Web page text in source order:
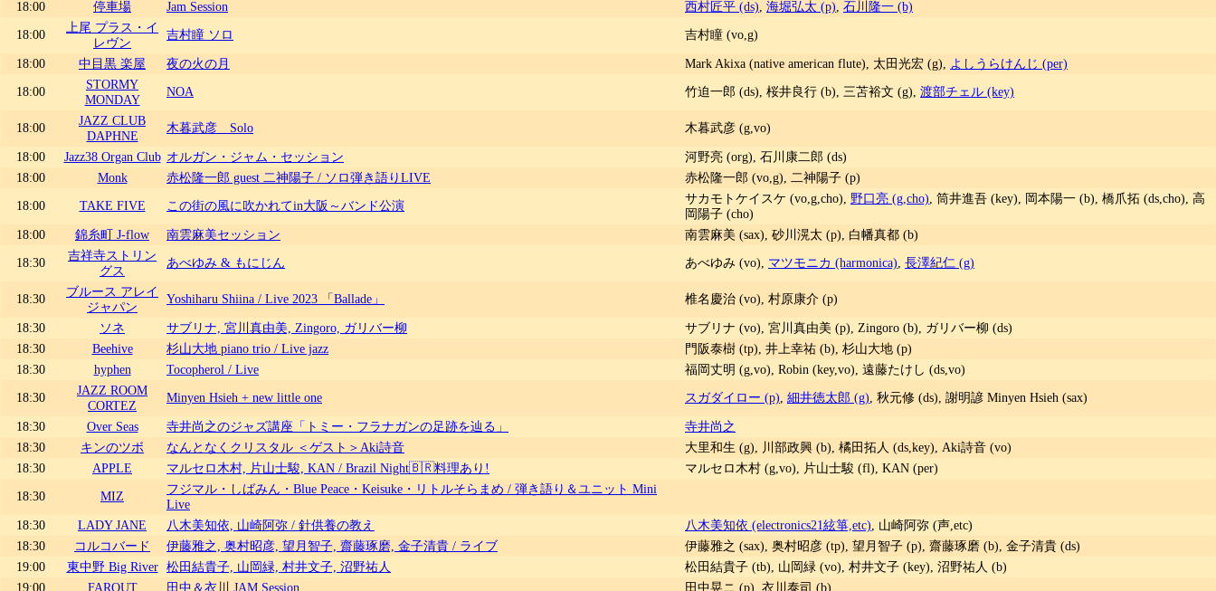
18:00
停車場 Jam Session 西村匠平 (ds) 海堀弘太 (p) 石川隆一 (b)
18:00
上尾 プラス・イ
レヴン
吉村瞳 ソロ
吉村瞳 (vo,g)
18:00
中目黒 楽屋 夜の火の月 Mark Akixa (native american flute), 太田光宏 (g),
よしうらけんじ (per)
18:00
STORMY
MONDAY
NOA 竹迫一郎 (ds), 桜井良行 (b), 三苫裕文 (g), 渡部チェル (key)
18:00
JAZZ CLUB
DAPHNE
木暮武彦 Solo
木暮武彦 (g,vo)
18:00
Jazz38 Organ Club オルガン・ジャム・セッション
河野亮 (org), 石川康二郎 (ds)
18:00
Monk 赤松隆一郎 guest 二神陽子 / ソロ弾き語りLIVE
赤松隆一郎 (vo,g), 二神陽子 (p)
18:00
TAKE FIVE この街の風に吹かれてin大阪～バンド公演 サカモトケイスケ (vo,g,cho), 野口亮 (g,cho) , 筒井進吾 (key), 岡本陽一 (b), 橋爪拓 (ds,cho), 高
岡陽子 (cho)
18:00
錦糸町 J-flow 南雲麻美セッション
南雲麻美 (sax), 砂川滉太 (p), 白幡真都 (b)
18:30
吉祥寺ストリン
グス
あべゆみ & もにじん あべゆみ (vo), マツモニカ (harmonica) 長澤紀仁 (g)
18:30
ブルース アレイ
ジャパン
Yoshiharu Shiina / Live 2023 「Ballade」
椎名慶治 (vo), 村原康介 (p)
18:30
ソネ サブリナ, 宮川真由美, Zingoro, ガリバー柳
サブリナ (vo), 宮川真由美 (p), Zingoro (b), ガリバー柳 (ds)
18:30
Beehive 杉山大地 piano trio / Live jazz
門阪泰樹 (tp), 井上幸祐 (b), 杉山大地 (p)
18:30
hyphen Tocopherol / Live
福岡丈明 (g,vo), Robin (key,vo), 遠藤たけし (ds,vo)
18:30
JAZZ ROOM
CORTEZ
Minyen Hsieh + new little one スガダイロー (p) 細井徳太郎 (g) , 秋元修 (ds), 謝明諺 Minyen Hsieh (sax)
18:30
Over Seas 寺井尚之のジャズ講座「トミー・フラナガンの足跡を辿る」
寺井尚之
18:30
キンのツボ なんとなくクリスタル ＜ゲスト＞Aki詩音
大里和生 (g), 川部政興 (b), 橘田拓人 (ds,key), Aki詩音 (vo)
18:30
APPLE マルセロ木村, 片山士駿, KAN / Brazil Night🇧🇷料理あり!
マルセロ木村 (g,vo), 片山士駿 (fl), KAN (per)
18:30
MIZ
フジマル・しばみん・Blue Peace・Keisuke・リトルそらまめ / 弾き語り＆ユニット Mini
Live
18:30
LADY JANE 八木美知依, 山崎阿弥 / 針供養の教え 八木美知依 (electronics21絃箏,etc) , 山崎阿弥 (声,etc)
18:30
コルコバード 伊藤雅之, 奥村昭彦, 望月智子, 齋藤琢磨, 金子清貴 / ライブ
伊藤雅之 (sax), 奥村昭彦 (tp), 望月智子 (p), 齋藤琢磨 (b), 金子清貴 (ds)
19:00
東中野 Big River 松田結貴子, 山岡緑, 村井文子, 沼野祐人
松田結貴子 (tb), 山岡緑 (vo), 村井文子 (key), 沼野祐人 (b)
19:00
FAROUT 田中＆衣川 JAM Session 田中晃ニ (p), 衣川泰司 (b)